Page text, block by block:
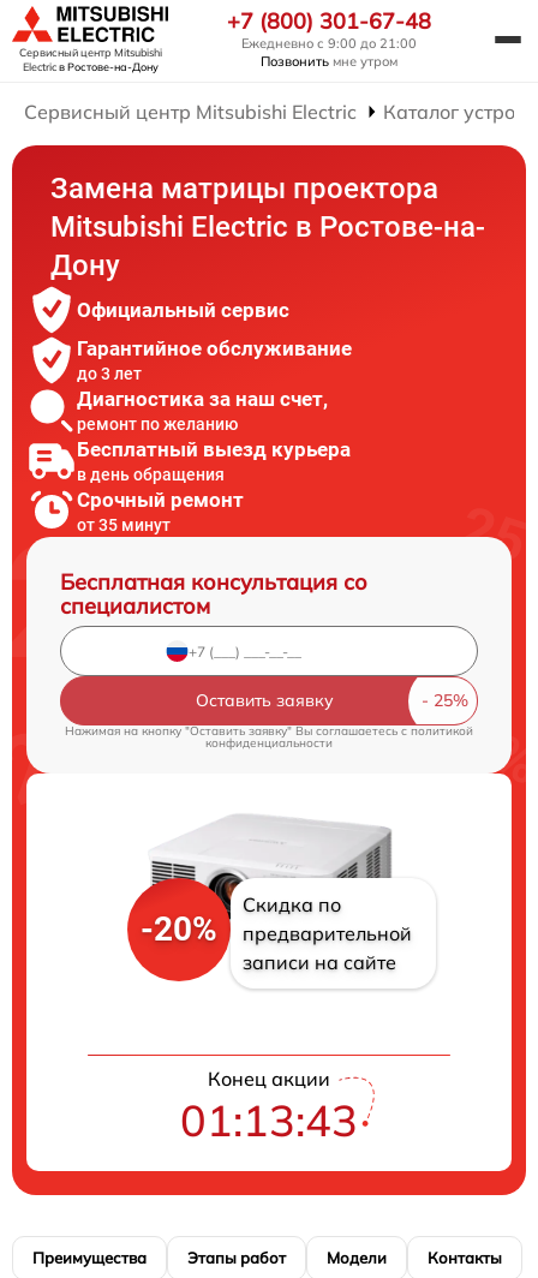
Сервисный центр Mitsubishi
Electricв Ростове-на-Дону
+7 (800) 301-67-48
Ежедневно с 9:00 до 21:00
Позвонить мне утром
Сервисный центр Mitsubishi Electric Каталог
Замена матрицы проектора
Mitsubishi Electric в Ростове-на-
Дону
Официальный сервис
Гарантийное обслуживание
до 3 лет
Диагностика за наш счет,
ремонт по желанию
Бесплатный выезд курьера
в день обращения
Срочный ремонт
от 35 минут
Бесплатная консультация со
специалистом
Оставить заявку
Нажимая на кнопку "Оставить заявку" Вы соглашаетесь c политикой
конфиденциальности
-20%
Скидка по
предварительной
записи на сайте
Конец акции
01:13:42
Преимущества Этапы работ Модели Контакты